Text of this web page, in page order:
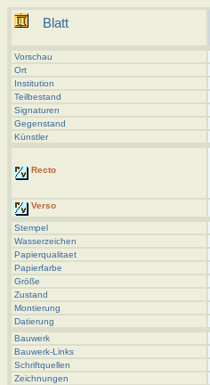
Blatt
Vorschau
Ort
Institution
Teilbestand
Signaturen
Gegenstand
Künstler
Recto
Verso
Stempel
Wasserzeichen
Papierqualitaet
Papierfarbe
Größe
Zustand
Montierung
Datierung
Bauwerk
Bauwerk-Links
Schriftquellen
Zeichnungen